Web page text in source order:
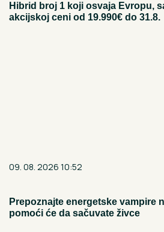
Hibrid broj 1 koji osvaja Evropu,
akcijskoj ceni od 19.990€ do 31.8.
09. 08. 2026 10:52
Prepoznajte energetske vampire
pomoći će da sačuvate živce